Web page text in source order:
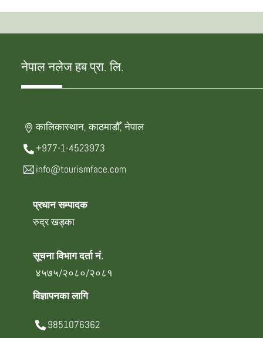
नेपाल नलेज हब प्रा. लि.
कालिकास्थान, काठमाडौँ, नेपाल
+977-1-4523973
info@tourismface.com
प्रधान सम्पादक
रुद्र खड्का
सूचना विभाग दर्ता नं.
४५७५/२०८०/२०८१
विज्ञापनका लागि
9851076362